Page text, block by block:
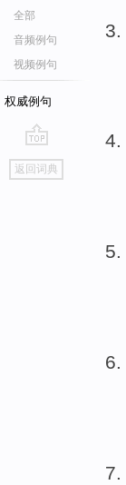
全部
音频例句
视频例句
权威例句
go
top
返回词典